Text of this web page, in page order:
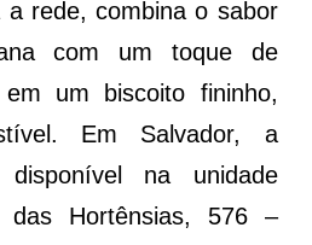
a rede, combina o sabor
com um toque de
um biscoito fininho,
Em Salvador, a
na unidade
das Hortênsias, 576 –